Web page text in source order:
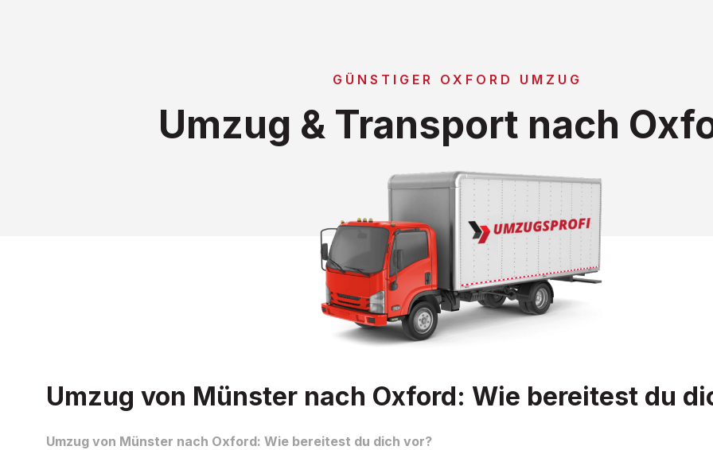
GÜNSTIGER OXFORD UMZUG
Umzug & Transport nach
Umzug von Münster nach Oxford: Wie bereitest du
Umzug von Münster nach Oxford: Wie bereitest du dich vor?